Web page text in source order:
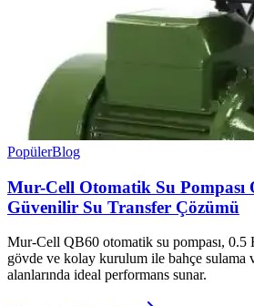
PopülerBlog
Mur-Cell Otomatik Su Pompası
Güvenilir Su Transfer Çözümü
Mur-Cell QB60 otomatik su pompası, 0.5
gövde ve kolay kurulum ile bahçe sulama
alanlarında ideal performans sunar.